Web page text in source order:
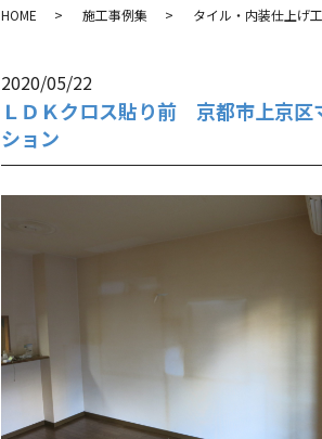
HOME 施工事例集 タイル・内装仕上げ
2020/05/22
ＬＤＫクロス貼り前 京都市上京区
ション